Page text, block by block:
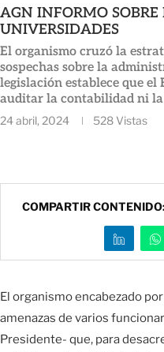
AGN INFORMO
UNIVERSIDADES
El organismo cruzó la
sospechas sobre la
legislación establece que el
auditar la contabilidad ni la
24 abril, 2024 528 Vistas
COMPARTIR CONTENIDO:
El organismo encabezado
amenazas de varios
Presidente- que, para